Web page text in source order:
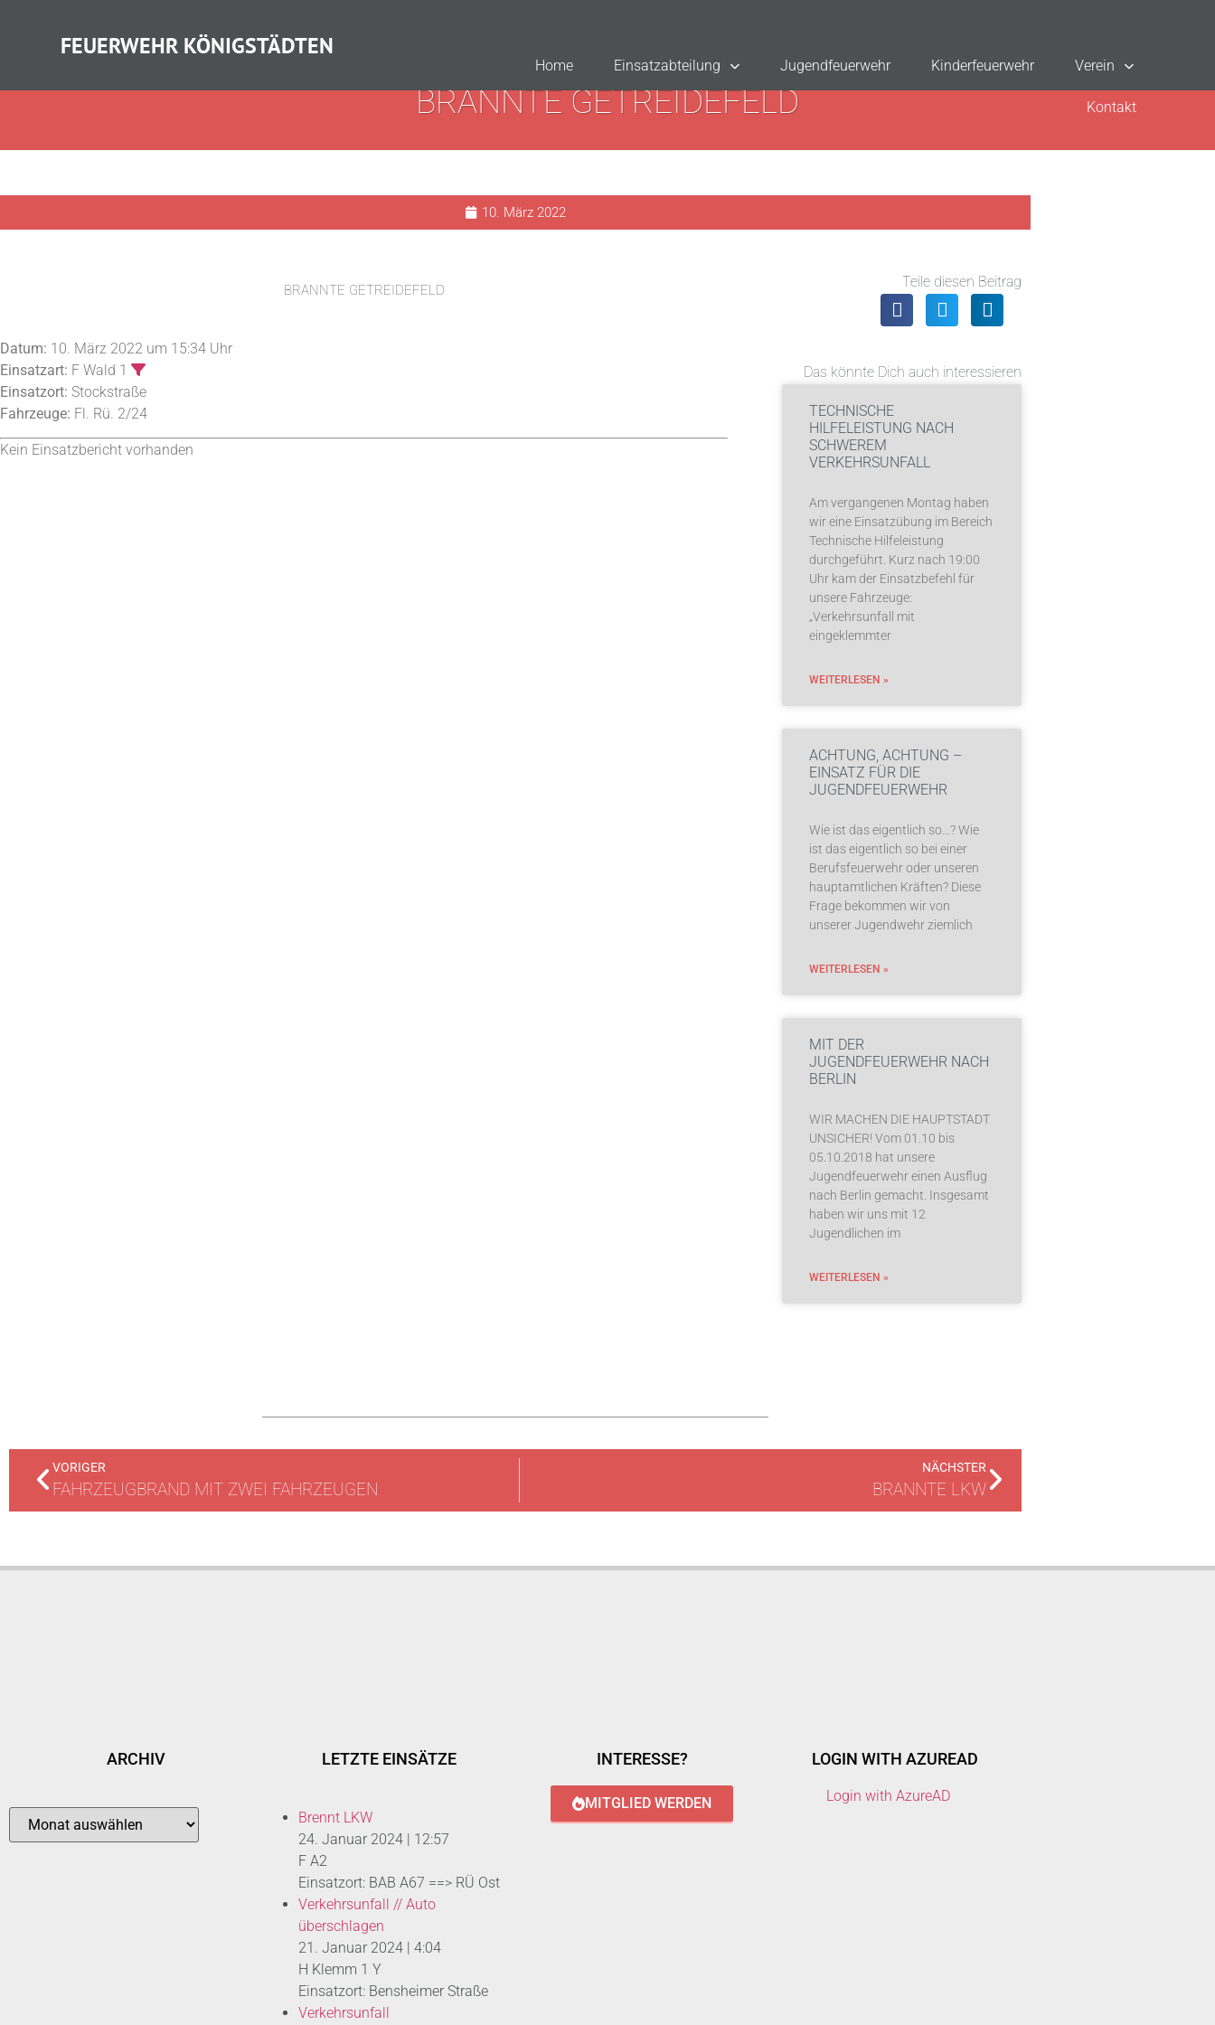
FEUERWEHR KÖNIGSTÄDTEN
Home Einsatzabteilung Jugendfeuerwehr Kinderfeuerwehr Verein
Kontakt
BRANNTE GETREIDEFELD
10. März 2022
BRANNTE GETREIDEFELD
Datum: 10. März 2022 um 15:34 Uhr
Einsatzart: F Wald 1
Einsatzort: Stockstraße
Fahrzeuge: Fl. Rü. 2/24
Kein Einsatzbericht vorhanden
Teile diesen Beitrag
Das könnte Dich auch interessieren
TECHNISCHE
HILFELEISTUNG NACH
SCHWEREM
VERKEHRSUNFALL
Am vergangenen Montag haben
wir eine Einsatzübung im Bereich
Technische Hilfeleistung
durchgeführt. Kurz nach 19:00
Uhr kam der Einsatzbefehl für
unsere Fahrzeuge:
„Verkehrsunfall mit
eingeklemmter
WEITERLESEN »
ACHTUNG, ACHTUNG –
EINSATZ FÜR DIE
JUGENDFEUERWEHR
Wie ist das eigentlich so…? Wie
ist das eigentlich so bei einer
Berufsfeuerwehr oder unseren
hauptamtlichen Kräften? Diese
Frage bekommen wir von
unserer Jugendwehr ziemlich
WEITERLESEN »
MIT DER
JUGENDFEUERWEHR NACH
BERLIN
WIR MACHEN DIE HAUPTSTADT
UNSICHER! Vom 01.10 bis
05.10.2018 hat unsere
Jugendfeuerwehr einen Ausflug
nach Berlin gemacht. Insgesamt
haben wir uns mit 12
Jugendlichen im
WEITERLESEN »
VORIGER
FAHRZEUGBRAND MIT ZWEI FAHRZEUGEN
NÄCHSTER
BRANNTE LKW
ARCHIV LETZTE EINSÄTZE
Brennt LKW
24. Januar 2024 | 12:57
F A2
Einsatzort: BAB A67 ==> RÜ Ost
Verkehrsunfall // Auto
überschlagen
21. Januar 2024 | 4:04
H Klemm 1 Y
Einsatzort: Bensheimer Straße
Verkehrsunfall
INTERESSE?
MITGLIED WERDEN
LOGIN WITH AZUREAD
Login with AzureAD